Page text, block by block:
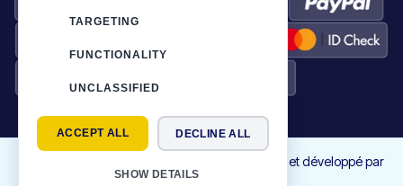
Tous droits réservés. Conçu et développé par
NETMECHANICS
TARGETING
FUNCTIONALITY
UNCLASSIFIED
ACCEPT ALL DECLINE ALL
SHOW DETAILS